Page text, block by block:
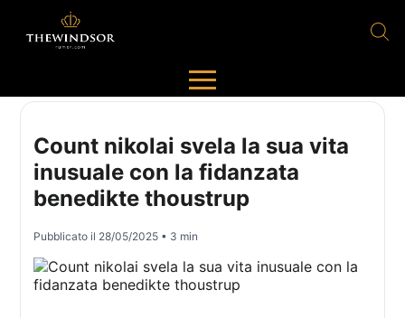
Count nikolai svela la sua vita
inusuale con la fidanzata
benedikte thoustrup
Pubblicato il 28/05/2025 • 3 min